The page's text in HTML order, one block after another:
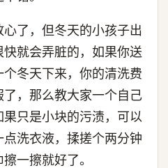
了，但冬天的小孩子出
就会弄脏的，如果你送
冬天下来，你的清洗费
，那么教大家一个自己
只是小块的污渍，可以
洗衣液，揉搓个两分钟
一擦就好了。